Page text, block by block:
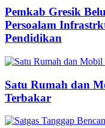
Pemkab Gresik
Persoalam
Pendidikan
Satu Rumah dan
Terbakar